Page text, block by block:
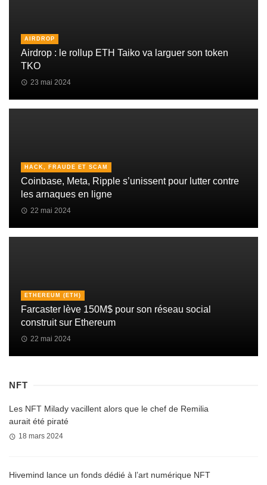
AIRDROP
Airdrop : le rollup ETH Taiko va larguer son token
TKO
23 mai 2024
HACK, FRAUDE ET SCAM
Coinbase, Meta, Ripple s’unissent pour lutter contre
les arnaques en ligne
22 mai 2024
ETHEREUM (ETH)
Farcaster lève 150M$ pour son réseau social
construit sur Ethereum
22 mai 2024
NFT
Les NFT Milady vacillent alors que le chef de Remilia
aurait été piraté
18 mars 2024
Hivemind lance un fonds dédié à l’art numérique NFT